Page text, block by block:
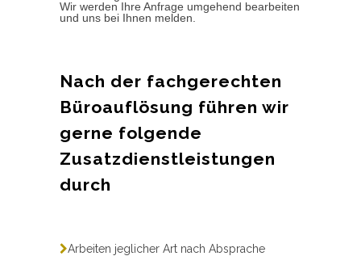
Wir werden Ihre Anfrage umgehend bearbeiten
und uns bei Ihnen melden.
Nach der fachgerechten
Büroauflösung führen wir
gerne folgende
Zusatzdienstleistungen
durch
Arbeiten jeglicher Art nach Absprache